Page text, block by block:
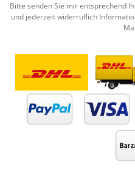
Bitte senden Sie mir entsprechend
und jederzeit widerruflich